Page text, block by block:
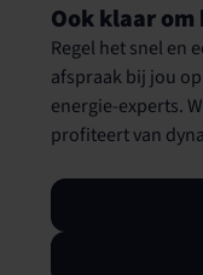
"Wij zijn tevreden
facturen,
verbruik zonder
te zijn."
Ook klaar
Regel het snel en
afspraak bij jou
energie-experts.
profiteert van